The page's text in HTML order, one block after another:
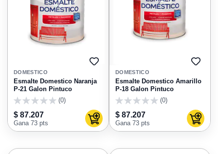
AGREGAR
FAVORITOS
DOMESTICO
Esmalte Domestico Naranja
P-21 Galon Pintuco
(0)
$ 87.207
Gana 73 pts Agregar al carrito
DOMESTICO
Esmalte Domestico Amarillo
P-18 Galon Pintuco
(0)
$ 87.207
Gana 73 pts